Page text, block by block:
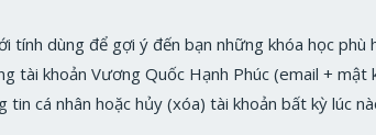
tính dùng để gợi ý đến bạn những khóa học
tài khoản Vương Quốc Hạnh Phúc (email +
tin cá nhân hoặc hủy (xóa) tài khoản bất kỳ lúc